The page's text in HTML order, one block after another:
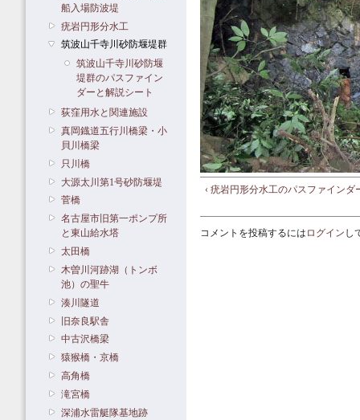
船入場防波堤
疣岩円形分水工
筑波山千寺川砂防堰堤群
筑波山千寺川砂防堰
堤群のパスファイン
ダーと解説シート
荻窪用水と関連施設
真岡鐡道五行川橋梁・小
貝川橋梁
只川橋
大源太川第1号砂防堰堤
菅橋
名古屋市旧第一ポンプ所
と東山給水塔
太田橋
木曽川河跡湖（トンボ
池）の聖牛
湊川隧道
旧奈良駅舎
中古沢橋梁
猿猴橋・京橋
高角橋
滝宮橋
深浦水雷艇隊基地跡
‹ 疣岩円形分水工のパスファインダ
コメントを投稿するには ログイン し